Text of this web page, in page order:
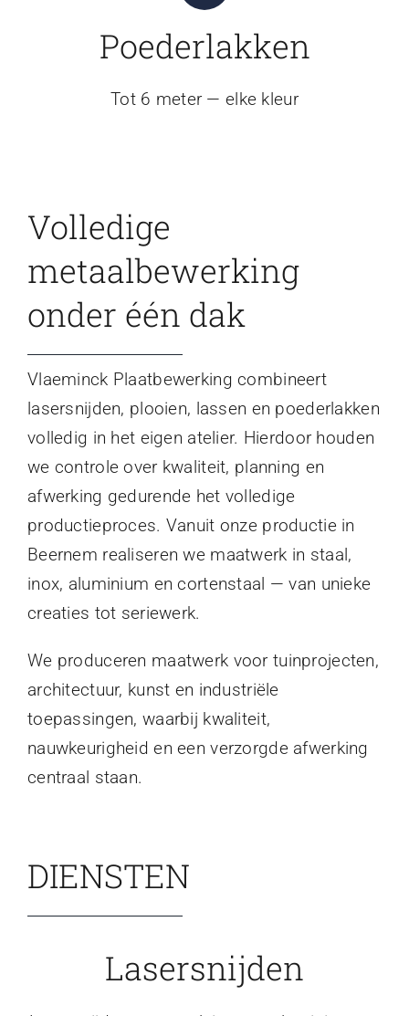
Poederlakken
Tot 6 meter — elke kleur
Volledige
metaalbewerking
onder één dak
Vlaeminck Plaatbewerking combineert
lasersnijden, plooien, lassen en poederlakken
volledig in het eigen atelier. Hierdoor houden
we controle over kwaliteit, planning en
afwerking gedurende het volledige
productieproces. Vanuit onze productie in
Beernem realiseren we maatwerk in staal,
inox, aluminium en cortenstaal — van unieke
creaties tot seriewerk.
We produceren maatwerk voor tuinprojecten,
architectuur, kunst en industriële
toepassingen, waarbij kwaliteit,
nauwkeurigheid en een verzorgde afwerking
centraal staan.
DIENSTEN
Lasersnijden